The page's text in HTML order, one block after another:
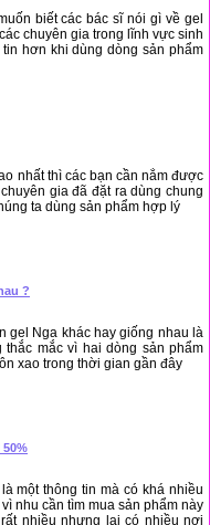
biết các bác sĩ nói gì về gel
chuyên gia trong lĩnh vực sinh
hơn khi dùng dòng sản phẩm
nhất thì các bạn cần nắm được
gia đã đặt ra dùng chung
ta dùng sản phẩm hợp lý
?
gel Nga khác hay giống nhau là
mắc vì hai dòng sản phẩm
xao trong thời gian gần đây
một thông tin mà có khá nhiều
nhu cần tìm mua sản phẩm này
nhiều nhưng lại có nhiều nơi